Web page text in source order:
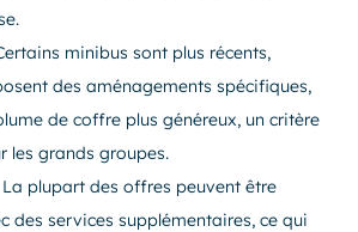
minibus sont plus récents,
des aménagements spécifiques,
de coffre plus généreux, un critère
les grands groupes.
La plupart des offres peuvent être
des services supplémentaires, ce qui